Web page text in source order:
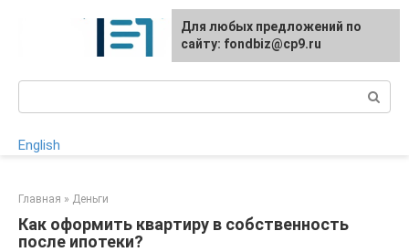
English
Главная » Деньги
Как оформить квартиру в собственность
после ипотеки?
Для любых предложений по
сайту: fondbiz@cp9.ru